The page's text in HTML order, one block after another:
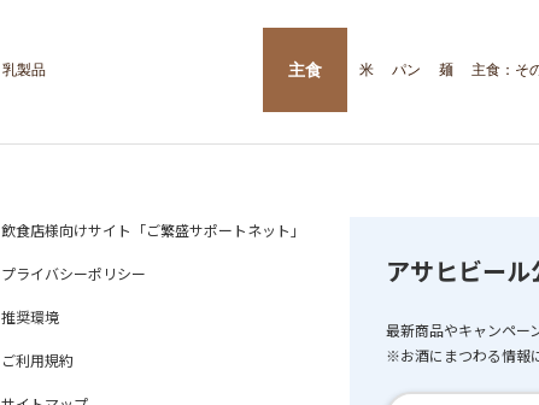
乳製品 主食 米 パン 麺 主食：そ
飲食店様向けサイト「ご繁盛サポートネット」
プライバシーポリシー
推奨環境
ご利用規約
アサヒビール
最新商品やキャンペー
※お酒にまつわる情報